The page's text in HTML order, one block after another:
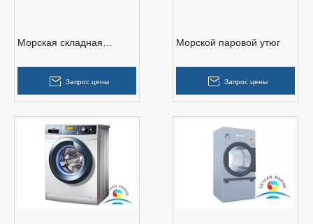
Морская складная
Запрос цены
Морской паровой утюг
Запрос цены